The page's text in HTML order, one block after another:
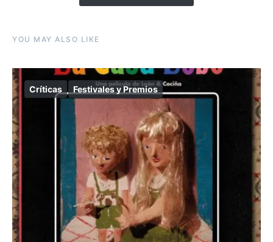
YOU MAY ALSO LIKE
Críticas Festivales y Premios